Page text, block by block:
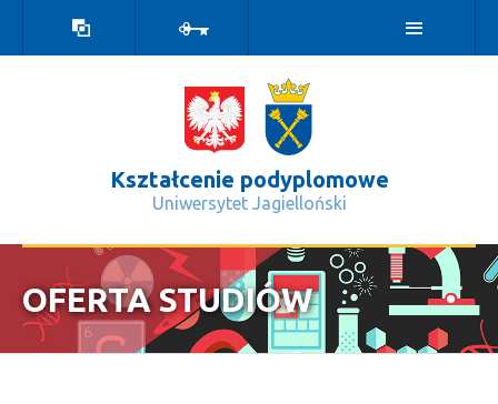
kontrastowa
Kształcenie podyplomowe
Uniwersytet Jagielloński
2025/2026 - Kształcenie
OFERTA STUDIÓW